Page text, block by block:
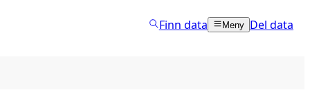
Finn data Meny Del data